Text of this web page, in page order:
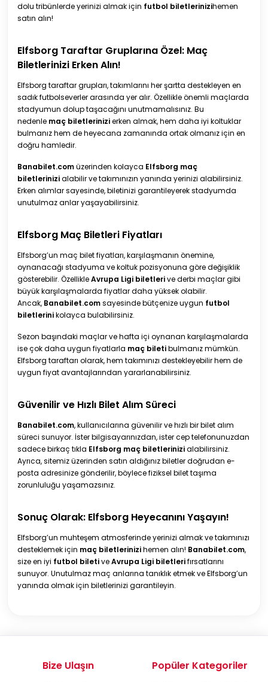
dolu tribünlerde yerinizi almak için futbol biletlerinizihemen
satın alın!
Elfsborg Taraftar Gruplarına Özel: Maç
Biletlerinizi Erken Alın!
Elfsborg taraftar grupları, takımlarını her şartta destekleyen en
sadık futbolseverler arasında yer alır. Özellikle önemli maçlarda
stadyumun dolup taşacağını unutmamalısınız. Bu
nedenle maç biletlerinizierken almak, hem daha iyi koltuklar
bulmanız hem de heyecana zamanında ortak olmanız için en
doğru hamledir.
Banabilet.comüzerinden kolayca Elfsborg maç
biletlerinizialabilir ve takımınızın yanında yerinizi alabilirsiniz.
Erken alımlar sayesinde, biletinizi garantileyerek stadyumda
unutulmaz anlar yaşayabilirsiniz.
Elfsborg Maç Biletleri Fiyatları
Elfsborg’un maç bilet fiyatları, karşılaşmanın önemine,
oynanacağı stadyuma ve koltuk pozisyonuna göre değişiklik
gösterebilir. ÖzellikleAvrupa Ligi biletlerive derbi maçlar gibi
büyük karşılaşmalarda fiyatlar daha yüksek olabilir.
Ancak, Banabilet.comsayesinde bütçenize uygun futbol
biletlerinikolayca bulabilirsiniz.
Sezon başındaki maçlar ve hafta içi oynanan karşılaşmalarda
ise çok daha uygun fiyatlarla maç biletibulmanız mümkün.
Elfsborg taraftarı olarak, hem takımınızı destekleyebilir hem de
uygun fiyat avantajlarından yararlanabilirsiniz.
Güvenilir ve Hızlı Bilet Alım Süreci
Banabilet.com, kullanıcılarına güvenilir ve hızlı bir bilet alım
süreci sunuyor. İster bilgisayarınızdan, ister cep telefonunuzdan
sadece birkaç tıkla Elfsborg maç biletlerinizialabilirsiniz.
Ayrıca, sitemiz üzerinden satın aldığınız biletler doğrudan e-
posta adresinize gönderilir, böylece fiziksel bilet taşıma
zorunluluğu yaşamazsınız.
Sonuç Olarak: Elfsborg Heyecanını Yaşayın!
Elfsborg’un muhteşem atmosferinde yerinizi almak ve takımınızı
desteklemek için maç biletlerinizihemen alın! Banabilet.com,
size en iyi futbol biletiveAvrupa Ligi biletlerifırsatlarını
sunuyor. Unutulmaz maç anlarına tanıklık etmek ve Elfsborg’un
yanında olmak için biletlerinizi garantileyin.
Bize Ulaşın Popüler Kategoriler